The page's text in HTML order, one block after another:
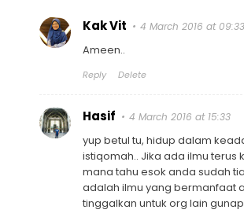
Kak Vit 4 March 2016 at 09:33
Ameen..
Reply Delete
Hasif 4 March 2016 at 15:33
yup betul tu, hidup dalam
istiqomah.. Jika ada ilmu terus
mana tahu esok anda sudah
adalah ilmu yang bermanfaat
tinggalkan untuk org lain